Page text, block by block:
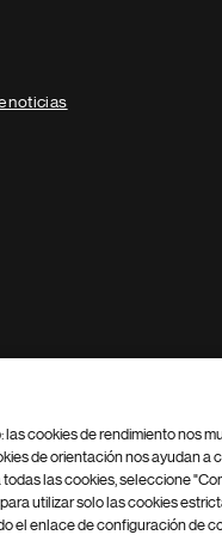
noticias
Configuración de
cookies de rendimiento nos
de orientación nos ayudan a
las cookies, seleccione
utilizar solo las cookies
el enlace de configuración de